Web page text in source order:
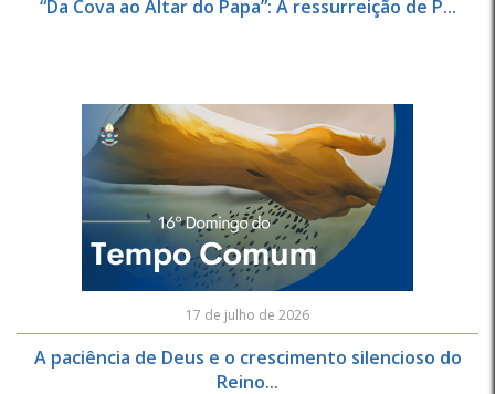
“Da Cova ao Altar do Papa”: A ressurreição de P...
17 de julho de 2026
A paciência de Deus e o crescimento silencioso do
Reino...